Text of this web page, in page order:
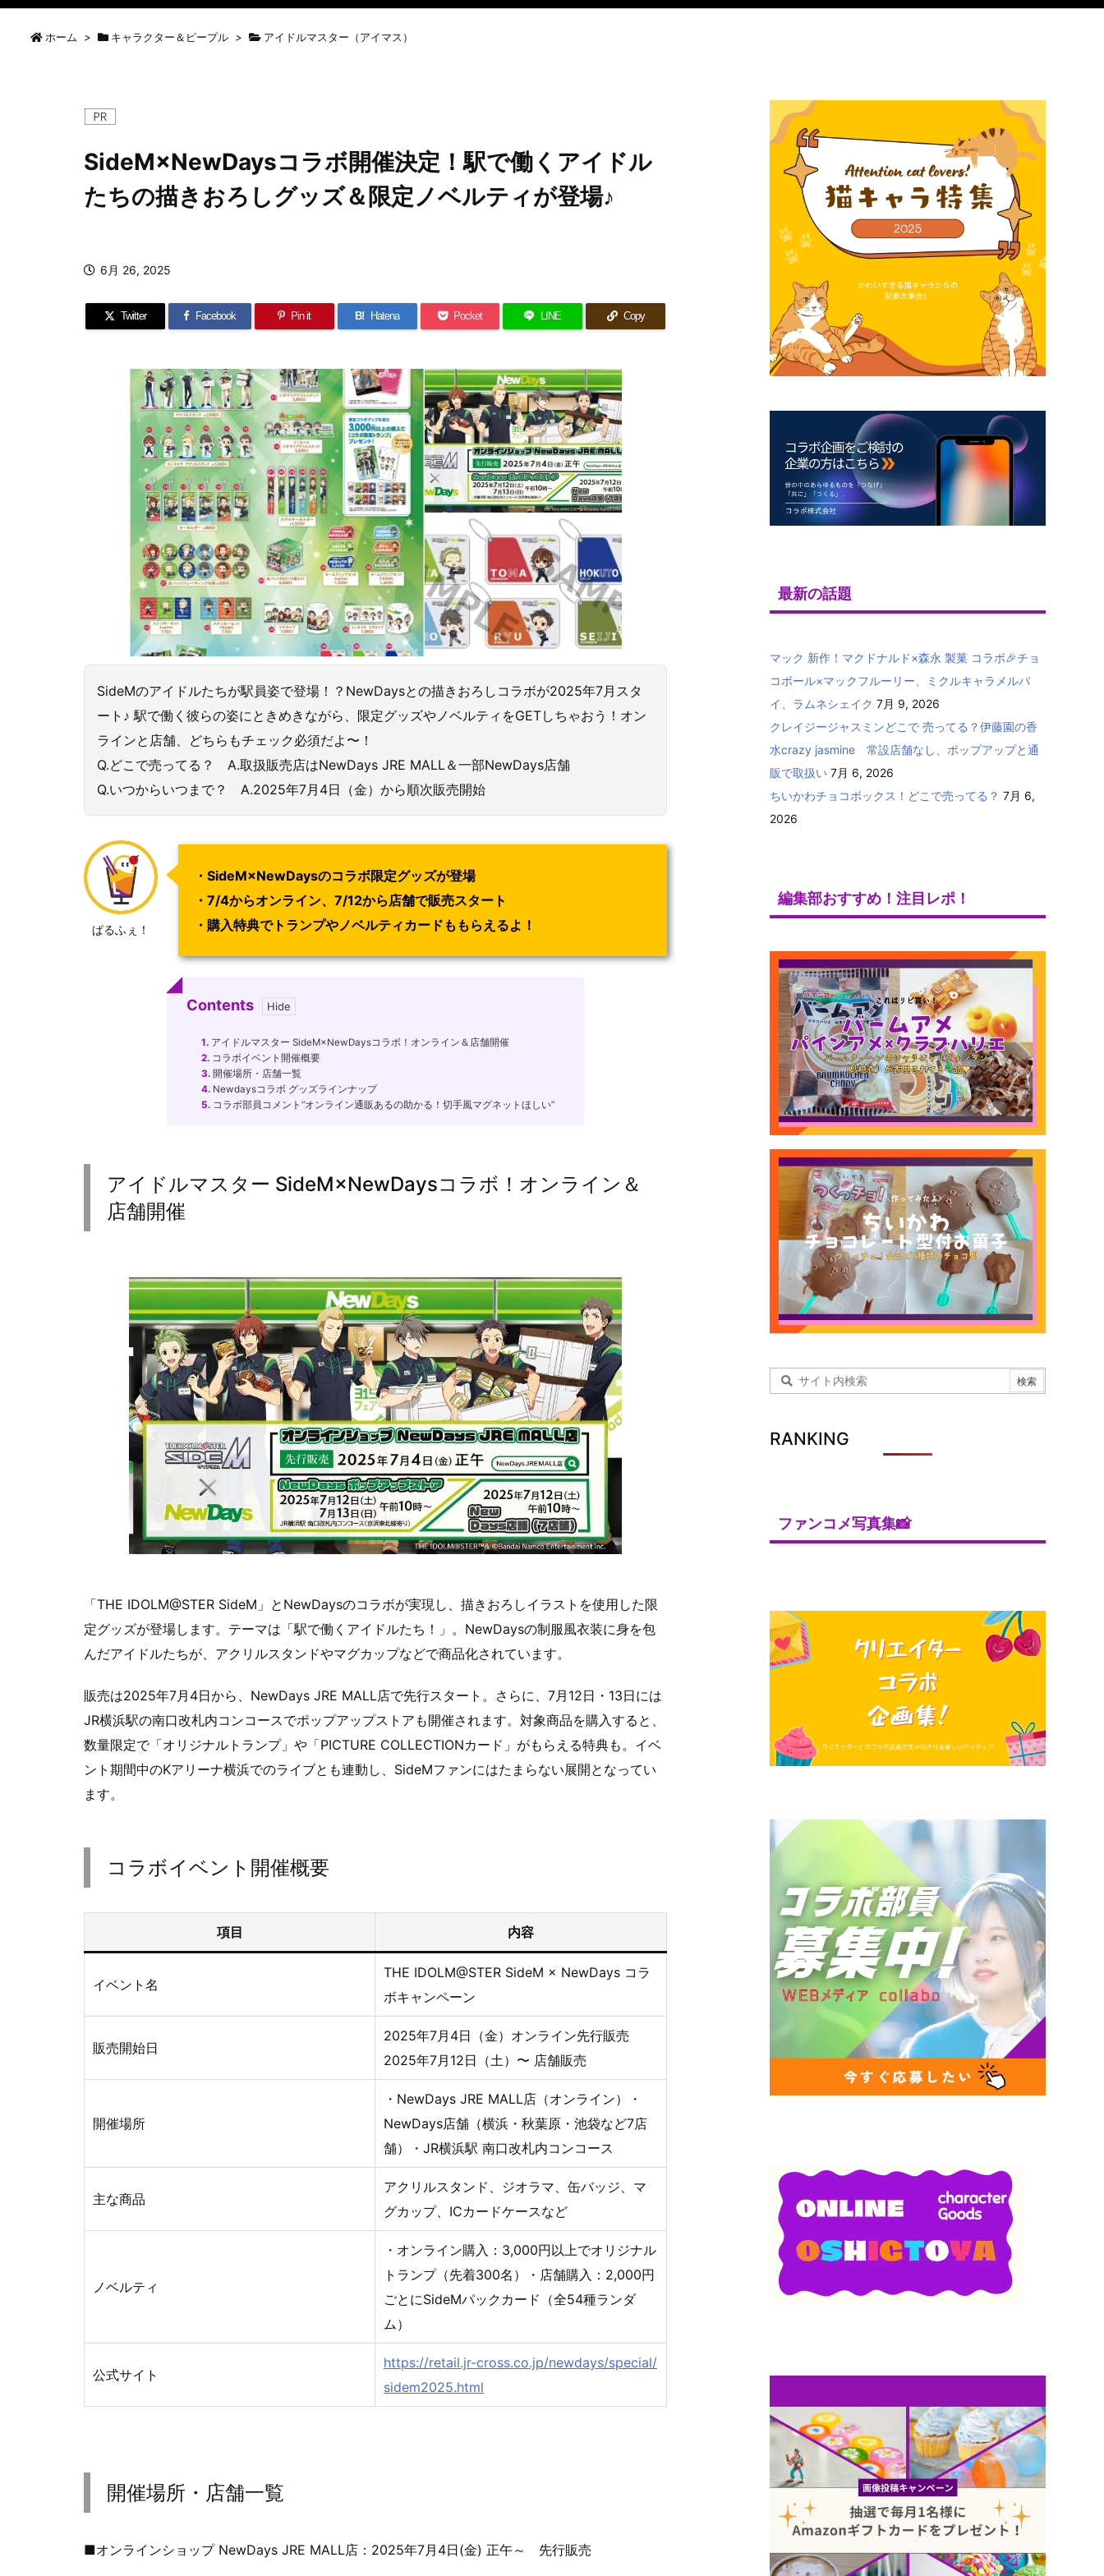
ホーム > キャラクター＆ピープル > アイドルマスター（アイマス）
SideM×NewDaysコラボ開催決定！駅で働くアイドル
たちの描きおろしグッズ＆限定ノベルティが登場♪
6月 26, 2025
Twitter Facebook Pin it B! Hatena Pocket LINE Copy
SideMのアイドルたちが駅員姿で登場！？NewDaysとの描きおろしコラボが2025年7月スタ
ート♪ 駅で働く彼らの姿にときめきながら、限定グッズやノベルティをGETしちゃおう！オン
ラインと店舗、どちらもチェック必須だよ〜！
Q.どこで売ってる？ A.取扱販売店はNewDays JRE MALL＆一部NewDays店舗
Q.いつからいつまで？ A.2025年7月4日（金）から順次販売開始
ぱるふぇ！
・SideM×NewDaysのコラボ限定グッズが登場
・7/4からオンライン、7/12から店舗で販売スタート
・購入特典でトランプやノベルティカードももらえるよ！
Contents
1. アイドルマスター SideM×NewDaysコラボ！オンライン＆店舗開催
2. コラボイベント開催概要
3. 開催場所・店舗一覧
4. Newdaysコラボ グッズラインナップ
5. コラボ部員コメント”オンライン通販あるの助かる！切手風マグネットほしい”
アイドルマスター SideM×NewDaysコラボ！オンライン＆
店舗開催
「THE IDOLM@STER SideM」とNewDaysのコラボが実現し、描きおろしイラストを使用した限
定グッズが登場します。テーマは「駅で働くアイドルたち！」。NewDaysの制服風衣装に身を包
んだアイドルたちが、アクリルスタンドやマグカップなどで商品化されています。
販売は2025年7月4日から、NewDays JRE MALL店で先行スタート。さらに、7月12日・13日には
JR横浜駅の南口改札内コンコースでポップアップストアも開催されます。対象商品を購入すると、
数量限定で「オリジナルトランプ」や「PICTURE COLLECTIONカード」がもらえる特典も。イベ
ント期間中のKアリーナ横浜でのライブとも連動し、SideMファンにはたまらない展開となってい
ます。
コラボイベント開催概要
項目 内容
イベント名
THE IDOLM@STER SideM × NewDays コラ
ボキャンペーン
販売開始日
2025年7月4日（金）オンライン先行販売
2025年7月12日（土）〜 店舗販売
開催場所
・NewDays JRE MALL店（オンライン）・
NewDays店舗（横浜・秋葉原・池袋など7店
舗）・JR横浜駅 南口改札内コンコース
主な商品
アクリルスタンド、ジオラマ、缶バッジ、マ
グカップ、ICカードケースなど
ノベルティ
・オンライン購入：3,000円以上でオリジナル
トランプ（先着300名）・店舗購入：2,000円
ごとにSideMパックカード（全54種ランダ
ム）
公式サイト
https://retail.jr-cross.co.jp/newdays/special/
sidem2025.html
開催場所・店舗一覧
■オンラインショップ NewDays JRE MALL店：2025年7月4日(金) 正午～ 先行販売
最新の話題
マック 新作！マクドナルド×森永 製菓 コラボ🎉チョ
コボール×マックフルーリー、ミクルキャラメルパ
イ、ラムネシェイク 7月 9, 2026
クレイジージャスミンどこで 売ってる？伊藤園の香
水crazy jasmine 常設店舗なし、ポップアップと通
販で取扱い 7月 6, 2026
ちいかわチョコボックス！どこで売ってる？ 7月 6,
2026
編集部おすすめ！注目レポ！
RANKING
ファンコメ写真集📸